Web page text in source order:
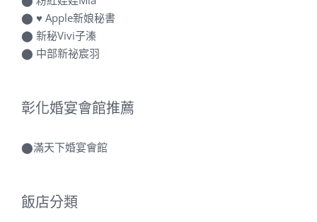
⬤ 粉紅娃娃Mia
⬤ ♥ Apple新娘秘書
⬤ 新秘Vivi子溱
⬤
中部新祕宸羽
彰化婚宴會館推薦
⬤滿天下婚宴會館
飯店分類